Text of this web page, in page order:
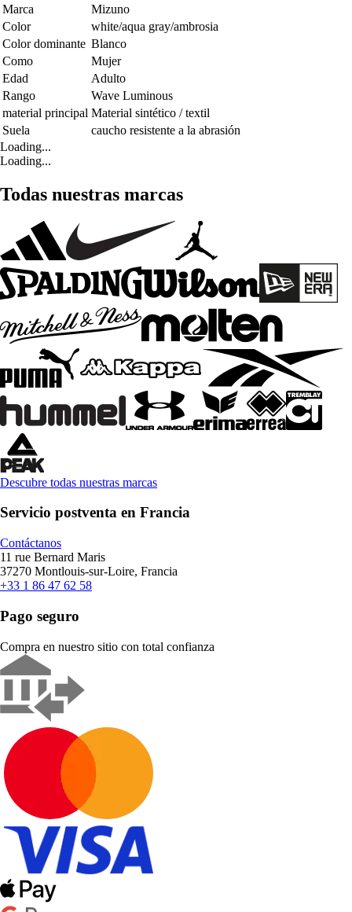
Marca
Mizuno
Color
white/aqua gray/ambrosia
Color dominante Blanco
Como
Mujer
Edad
Adulto
Rango
Wave Luminous
material principal Material sintético / textil
Suela
caucho resistente a la abrasión
Loading...
Loading...
Todas nuestras marcas
Descubre todas nuestras marcas
Servicio postventa en Francia
Contáctanos
11 rue Bernard Maris
37270 Montlouis-sur-Loire, Francia
+33 1 86 47 62 58
Pago seguro
Compra en nuestro sitio con total confianza